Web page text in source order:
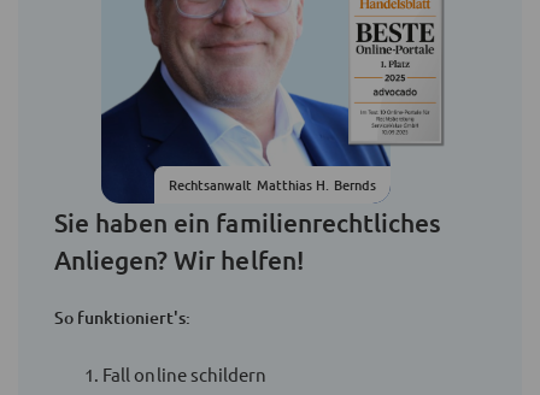
Rechtsanwalt Matthias H. Bernds
Sie haben ein familienrechtliches
Anliegen? Wir helfen!
So funktioniert's:
Fall online schildern